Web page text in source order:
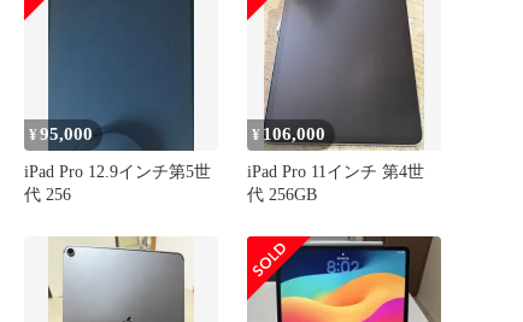
¥95,000
iPad Pro 12.9インチ第5世
代 256
¥ 106,000
iPad Pro 11インチ 第4世
代 256GB